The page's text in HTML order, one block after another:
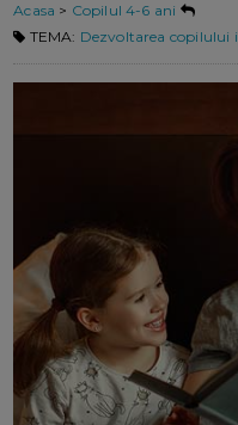
Acasa > Copilul 4-6 ani
TEMA: Dezvoltarea copilului